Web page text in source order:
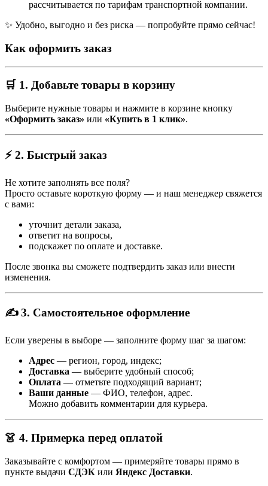
рассчитывается по тарифам транспортной компании.
✨ Удобно, выгодно и без риска — попробуйте прямо сейчас!
Как оформить заказ
🛒 1. Добавьте товары в корзину
Выберите нужные товары и нажмите в корзине кнопку
«Оформить заказ» или «Купить в 1 клик».
⚡ 2. Быстрый заказ
Не хотите заполнять все поля?
Просто оставьте короткую форму — и наш менеджер свяжется
с вами:
уточнит детали заказа,
ответит на вопросы,
подскажет по оплате и доставке.
После звонка вы сможете подтвердить заказ или внести
изменения.
✍️ 3. Самостоятельное оформление
Если уверены в выборе — заполните форму шаг за шагом:
Адрес — регион, город, индекс;
Доставка — выберите удобный способ;
Оплата — отметьте подходящий вариант;
Ваши данные — ФИО, телефон, адрес.
Можно добавить комментарии для курьера.
👗 4. Примерка перед оплатой
Заказывайте с комфортом — примеряйте товары прямо в
пункте выдачи СДЭК или Яндекс Доставки.